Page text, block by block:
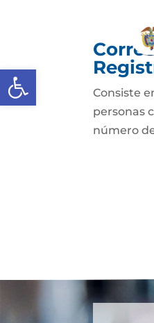
Abrir barra de
Consiste
personas
número